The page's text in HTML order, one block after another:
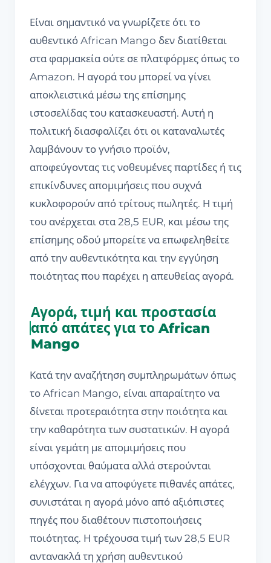
Είναι σημαντικό να γνωρίζετε ότι το
αυθεντικό African Mango δεν διατίθεται
στα φαρμακεία ούτε σε πλατφόρμες όπως το
Amazon. Η αγορά του μπορεί να γίνει
αποκλειστικά μέσω της επίσημης
ιστοσελίδας του κατασκευαστή. Αυτή η
πολιτική διασφαλίζει ότι οι καταναλωτές
λαμβάνουν το γνήσιο προϊόν,
αποφεύγοντας τις νοθευμένες παρτίδες ή τις
επικίνδυνες απομιμήσεις που συχνά
κυκλοφορούν από τρίτους πωλητές. Η τιμή
του ανέρχεται στα 28,5 EUR, και μέσω της
επίσημης οδού μπορείτε να επωφεληθείτε
από την αυθεντικότητα και την εγγύηση
ποιότητας που παρέχει η απευθείας αγορά.
Αγορά, τιμή και προστασία
από απάτες για το African
Mango
Κατά την αναζήτηση συμπληρωμάτων όπως
το African Mango, είναι απαραίτητο να
δίνεται προτεραιότητα στην ποιότητα και
την καθαρότητα των συστατικών. Η αγορά
είναι γεμάτη με απομιμήσεις που
υπόσχονται θαύματα αλλά στερούνται
ελέγχων. Για να αποφύγετε πιθανές απάτες,
συνιστάται η αγορά μόνο από αξιόπιστες
πηγές που διαθέτουν πιστοποιήσεις
ποιότητας. Η τρέχουσα τιμή των 28,5 EUR
αντανακλά τη χρήση αυθεντικού